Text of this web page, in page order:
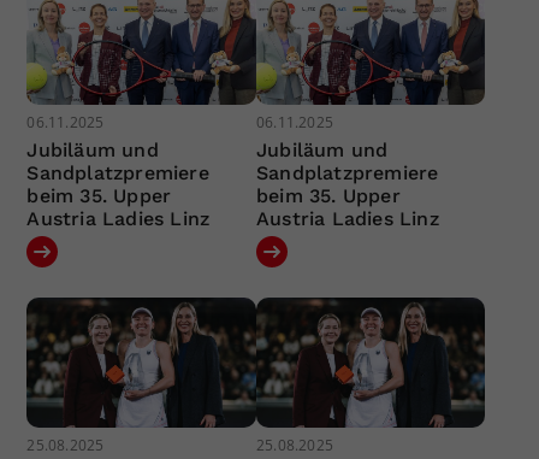
06.11.2025
Jubiläum und
Sandplatzpremiere
beim 35. Upper
Austria Ladies Linz
06.11.2025
Jubiläum und
Sandplatzpremiere
beim 35. Upper
Austria Ladies Linz
25.08.2025 25.08.2025